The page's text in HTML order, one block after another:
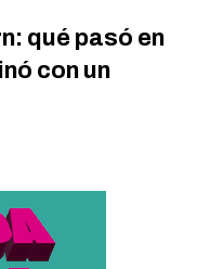
qué pasó en
con un